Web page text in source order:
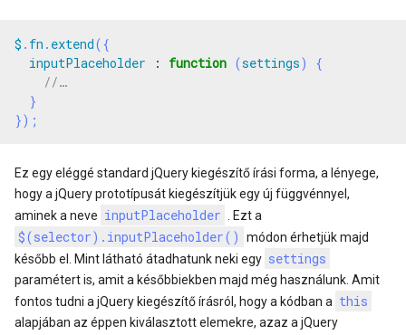
$ . fn . extend({
inputPlaceholder
: function (settings)
{
}
});
Ez egy eléggé standard jQuery kiegészítő írási forma, a lényege,
hogy a jQuery prototípusát kiegészítjük egy új függvénnyel,
aminek a neve inputPlaceholder . Ezt a
$(selector).inputPlaceholder()
módon érhetjük majd
később el. Mint látható átadhatunk neki egy settings
paramétert is, amit a későbbiekben majd még használunk. Amit
fontos tudni a jQuery kiegészítő írásról, hogy a kódban a this
alapjában az éppen kiválasztott elemekre, azaz a jQuery